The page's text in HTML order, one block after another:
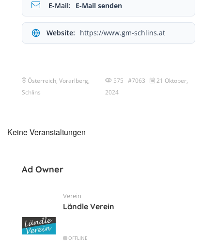
E-Mail: E-Mail senden
Website: https://www.gm-schlins.at
Österreich, Vorarlberg,
Schlins
575 #7063
21 Oktober,
2024
Keine Veranstaltungen
Ad Owner
Verein
Ländle Verein
OFFLINE